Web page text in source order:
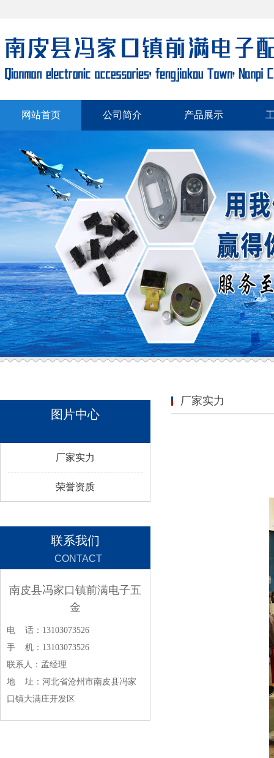
网站首页 公司简介 产品展示
图片中心
厂家实力
荣誉资质
联系我们
CONTACT
南皮县冯家口镇前满电子五
金
电 话：13103073526
手 机：13103073526
联系人：孟经理
地 址：河北省沧州市南皮县冯家
口镇大满庄开发区
厂家实力